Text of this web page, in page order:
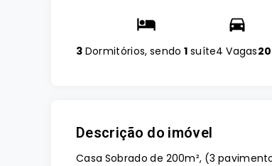
3 Dormitórios, sendo1 suíte4 Vagas
Descrição do imóvel
Casa Sobrado de 200m², (3